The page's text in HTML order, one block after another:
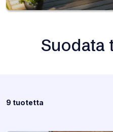
Suodata
9 tuotetta